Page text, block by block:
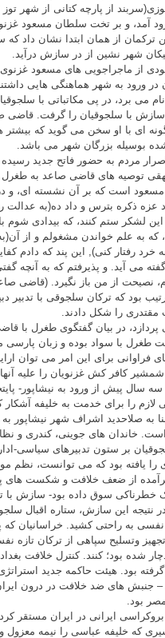
از پارچه کتانی از شهر
آمد، و بر تخت سلطان مسعود
ترکمان از همان ابتدا نشان داد
شهر نشین از در سازش درآید.
از ماجراجویی های مسعود غزنوی
در ورود به شهر هماهنگی هایی
می برد، در پی مکاتباتی با
با سلجوقیان را گرفت. قاضی
ای با او سخن می گوید که بیشتر
بوسیله بزرگان شهر می باشد.
مردم به حضور فاتح جدید رسیده
توصیه های قاضی صاعد به
مسعود است که بر آن نشسته ای، و
عزه ذکره بترس و داد ده(به
این لشکر ستم کنند، که بیدادی
که به علم خواندن مشغولم و از
خرد رفتار کنی), این پند که دادم
می آید. و پذیرفتم که به آنچه
نصیحت از من باز نگیرد. (قاضی
429هجری) . به این ترتیب بود که ترکان سلجوقی با
را شکل دادند.
در بیان گفتگوی طغرل با
طغرل با سواد بوده و زبان پارسی
برای این امر می توان
کافر کش غزنویان را علیه آنها
سال پیش از ورود به نیشاپور-
لازم را برای خدمت به خلیفه آشکار
به صلاحدید اشراف شهر نیشاپور
است. خاندان های جوینی، کندری و
بر ستون تدبیرهای سیاسی-
بود که می توانست، نظم
برآمده از ضعف خلافت و شکست های
سوق داده بود- سازش با
این سازش، ستاره اقبال
نفسی به راحتی کشید. خراسانیان
تجهیز وتسلیح سپاهی از ترکان
شده بود؛ کنند. کنترل خلافت
بود. هیئت حاکمه جدید
جنبش های ضد خلافت در درون
بود.
اساس بروکراسی ایرانی در ایران
که خلیفه عباسی را نیمه